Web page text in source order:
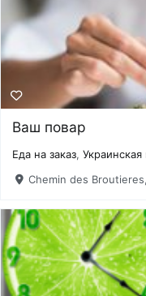
Ваш повар
Еда на заказ,Украинская
Chemin des